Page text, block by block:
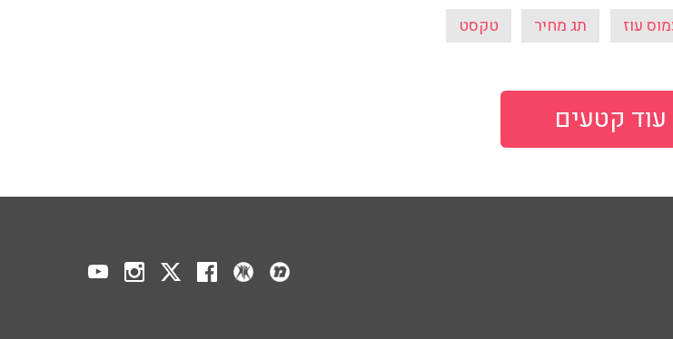
עוז תג מחיר טקסט
עוד קטעים